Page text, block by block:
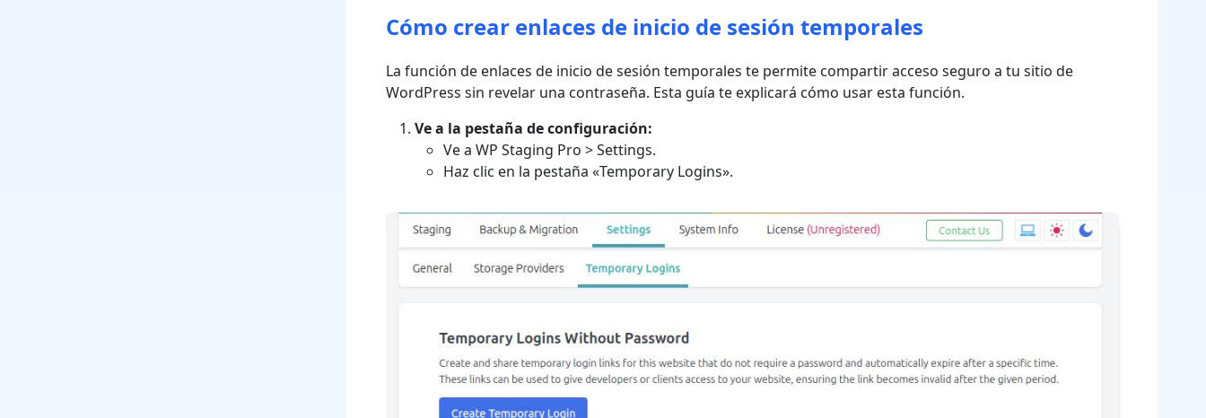
Cómo crear enlaces de inicio de sesión temporales
La función de enlaces de inicio de sesión temporales te permite compartir acceso seguro a tu sitio de
WordPress sin revelar una contraseña. Esta guía te explicará cómo usar esta función.
Ve a la pestaña de configuración:
Ve a WP Staging Pro > Settings.
Haz clic en la pestaña «Temporary Logins».